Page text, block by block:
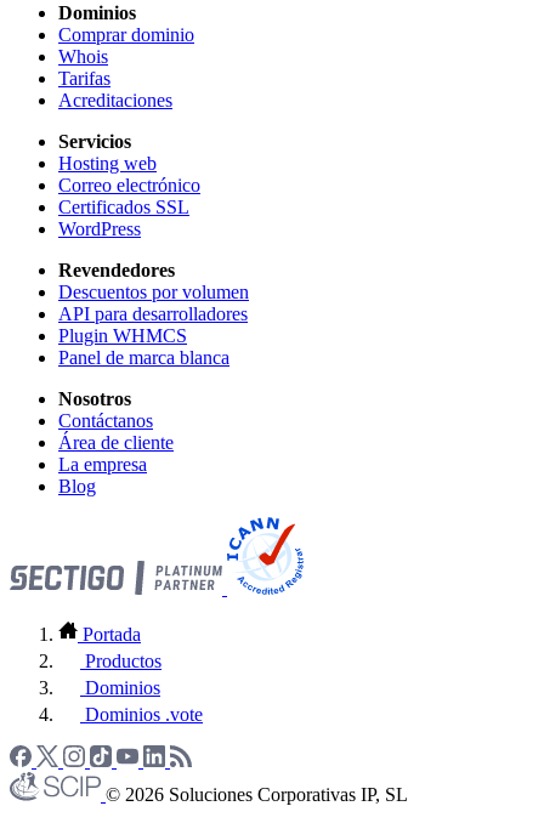
Dominios
Comprar dominio
Whois
Tarifas
Acreditaciones
Servicios
Hosting web
Correo electrónico
Certificados SSL
WordPress
Revendedores
Descuentos por volumen
API para desarrolladores
Plugin WHMCS
Panel de marca blanca
Nosotros
Contáctanos
Área de cliente
La empresa
Blog
Portada
Productos
Dominios
Dominios .vote
© 2026 Soluciones Corporativas IP, SL